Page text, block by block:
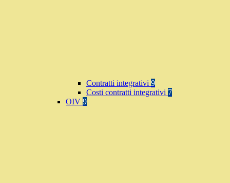
Contratti integrativi 9
Costi contratti integrativi 7
OIV 9